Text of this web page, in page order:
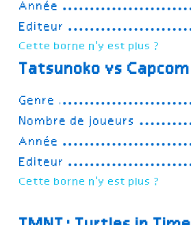
Année
Editeur
Cette borne n'y est plus ?
Tatsunoko vs Capcom
Genre
Nombre de joueurs
Année
Editeur
Cette borne n'y est plus ?